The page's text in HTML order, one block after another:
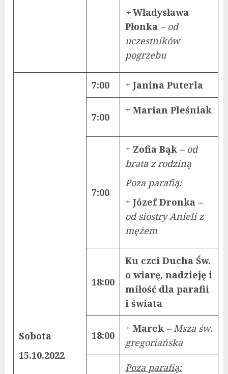
+Władysława
Płonka – od
uczestników
pogrzebu
Sobota
15.10.2022
7:00 + Janina Puterla
7:00
+ Marian Pleśniak
7:00
+ Zofia Bąk – od
brata z rodziną
Poza parafią:
+ Józef Dronka –
od siostry Anieli z
mężem
18:00
Ku czci Ducha Św.
o wiarę, nadzieję i
miłość dla parafii
i świata
18:00
+ Marek – Msza św.
gregoriańska
Poza parafią: